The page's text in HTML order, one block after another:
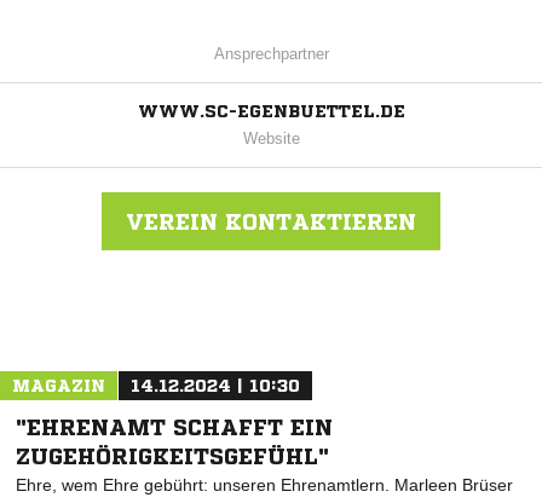
Ansprechpartner
WWW.SC-EGENBUETTEL.DE
Website
VEREIN KONTAKTIEREN
MAGAZIN 14.12.2024 | 10:30
"EHRENAMT SCHAFFT EIN
ZUGEHÖRIGKEITSGEFÜHL"
Ehre, wem Ehre gebührt: unseren Ehrenamtlern. Marleen Brüser